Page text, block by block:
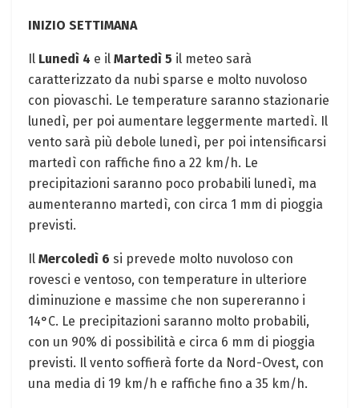
INIZIO SETTIMANA
Il Lunedì 4 e il Martedì 5 il meteo sarà
caratterizzato da nubi sparse e molto nuvoloso
con piovaschi. Le temperature saranno stazionarie
lunedì, per poi aumentare leggermente martedì. Il
vento sarà più debole lunedì, per poi intensificarsi
martedì con raffiche fino a 22 km/h. Le
precipitazioni saranno poco probabili lunedì, ma
aumenteranno martedì, con circa 1 mm di pioggia
previsti.
Il Mercoledì 6 si prevede molto nuvoloso con
rovesci e ventoso, con temperature in ulteriore
diminuzione e massime che non supereranno i
14°C. Le precipitazioni saranno molto probabili,
con un 90% di possibilità e circa 6 mm di pioggia
previsti. Il vento soffierà forte da Nord-Ovest, con
una media di 19 km/h e raffiche fino a 35 km/h.